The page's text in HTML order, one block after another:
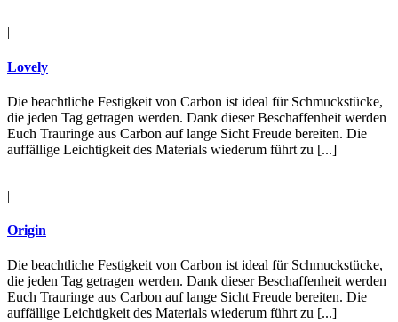
|
Lovely
Die beachtliche Festigkeit von Carbon ist ideal für Schmuckstücke,
die jeden Tag getragen werden. Dank dieser Beschaffenheit werden
Euch Trauringe aus Carbon auf lange Sicht Freude bereiten. Die
auffällige Leichtigkeit des Materials wiederum führt zu [...]
|
Origin
Die beachtliche Festigkeit von Carbon ist ideal für Schmuckstücke,
die jeden Tag getragen werden. Dank dieser Beschaffenheit werden
Euch Trauringe aus Carbon auf lange Sicht Freude bereiten. Die
auffällige Leichtigkeit des Materials wiederum führt zu [...]